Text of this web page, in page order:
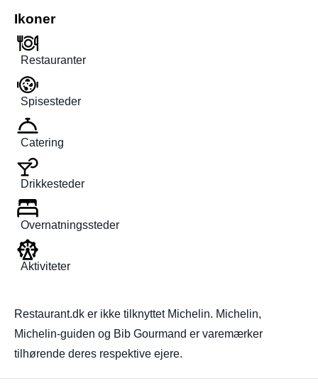
Ikoner
Restauranter
Spisesteder
Catering
Drikkesteder
Overnatningssteder
Aktiviteter
Restaurant.dk er ikke tilknyttet Michelin. Michelin,
Michelin-guiden og Bib Gourmand er varemærker
tilhørende deres respektive ejere.